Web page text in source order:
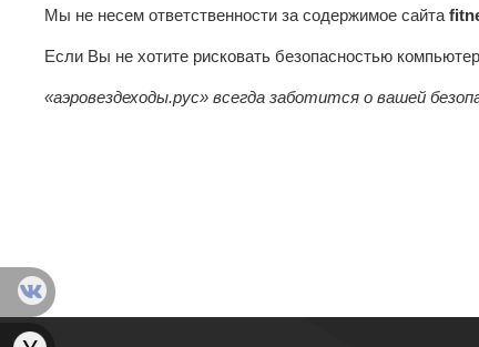
Мы не несем ответственности за содержимое сайта
Если Вы не хотите рисковать безопасностью
«аэровездеходы.рус» всегда заботится о вашей